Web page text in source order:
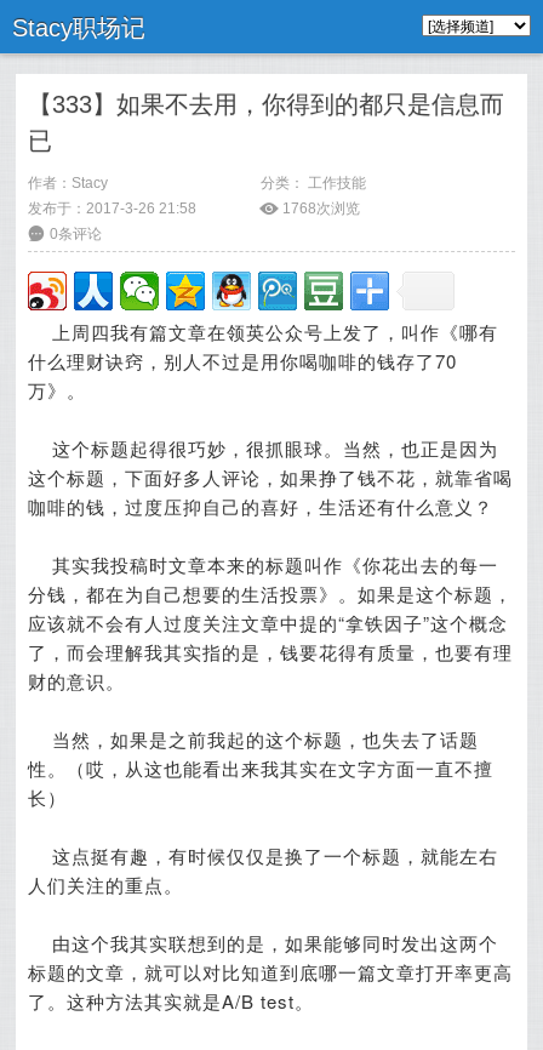
Stacy职场记
【333】如果不去用，你得到的都只是信息而
已
作者： Stacy 分类： 工作技能
发布于：2017-3-26 21:58
ė 1768次浏览
6 0条评论
上周四我有篇文章在领英公众号上发了，叫作《哪有
什么理财诀窍，别人不过是用你喝咖啡的钱存了70
万》。
这个标题起得很巧妙，很抓眼球。当然，也正是因为
这个标题，下面好多人评论，如果挣了钱不花，就靠省喝
咖啡的钱，过度压抑自己的喜好，生活还有什么意义？
其实我投稿时文章本来的标题叫作《你花出去的每一
分钱，都在为自己想要的生活投票》。如果是这个标题，
应该就不会有人过度关注文章中提的“拿铁因子”这个概念
了，而会理解我其实指的是，钱要花得有质量，也要有理
财的意识。
当然，如果是之前我起的这个标题，也失去了话题
性。（哎，从这也能看出来我其实在文字方面一直不擅
长）
这点挺有趣，有时候仅仅是换了一个标题，就能左右
人们关注的重点。
由这个我其实联想到的是，如果能够同时发出这两个
标题的文章，就可以对比知道到底哪一篇文章打开率更高
了。这种方法其实就是A/B test。